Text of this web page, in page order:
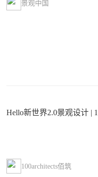
景观中国
Hello新世界2.0景观设计 |
100architects佰筑